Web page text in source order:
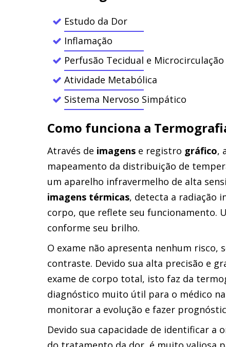
Estudo da Dor
Inflamação
Perfusão Tecidual e Microcirculação
Atividade Metabólica
Sistema Nervoso Simpático
Como funciona a
Através de imagens e registro gráfico,
mapeamento da distribuição de
um aparelho infravermelho de alta
imagens térmicas, detecta a radiação
corpo, que reflete seu funcionamento.
conforme seu brilho.
O exame não apresenta nenhum risco,
contraste. Devido sua alta precisão e
exame de corpo total, isto faz da
diagnóstico muito útil para o médico
monitorar a evolução e fazer
Devido sua capacidade de identificar a